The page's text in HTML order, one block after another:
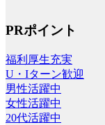
PRポイント
福利厚生充実
U・Iターン歓迎
男性活躍中
女性活躍中
20代活躍中